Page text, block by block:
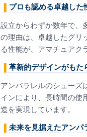
プロも認める卓越した
設立からわずか数年で、
の理由は、卓越したグリ
る性能が、アマチュアク
革新的デザインがもた
アンパラレルのシューズ
インにより、長時間の使
造を実現しています。
未来を見据えたアンパ